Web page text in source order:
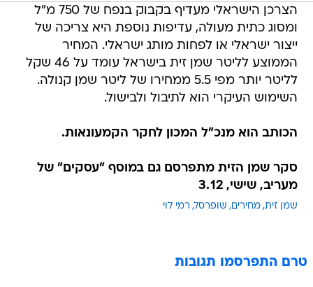
הצרכן הישראלי מעדיף בקבוק בנפח של 750 מ"ל
ומסוג כתית מעולה, עדיפות נוספת היא צריכה של
ייצור ישראלי או לפחות מותג ישראלי. המחיר
הממוצע לליטר שמן זית בישראל עומד על 46 שקל
לליטר יותר מפי 5.5 ממחירו של ליטר שמן קנולה.
השימוש העיקרי הוא לתיבול ולבישול.
הכותב הוא מנכ"ל המכון לחקר הקמעונאות.
סקר שמן הזית מתפרסם גם במוסף "עסקים" של
מעריב, שישי, 3.12
שמן זית מחירים שופרסל רמי לוי
טרם התפרסמו תגובות